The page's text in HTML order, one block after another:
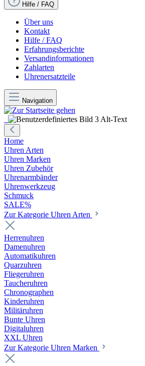
Hilfe / FAQ
Über uns
Kontakt
Hilfe / FAQ
Erfahrungsberichte
Versandinformationen
Zahlarten
Uhrenersatzteile
Navigation
Home
Uhren Arten
Uhren Marken
Uhren Zubehör
Uhrenarmbänder
Uhrenwerkzeug
Schmuck
SALE%
Zur Kategorie Uhren Arten
Herrenuhren
Damenuhren
Automatikuhren
Quarzuhren
Fliegeruhren
Taucheruhren
Chronographen
Kinderuhren
Militäruhren
Bunte Uhren
Digitaluhren
XXL Uhren
Zur Kategorie Uhren Marken